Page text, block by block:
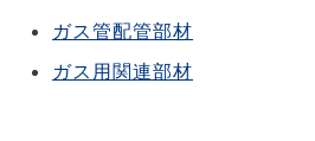
ガス管配管部材
ガス用関連部材